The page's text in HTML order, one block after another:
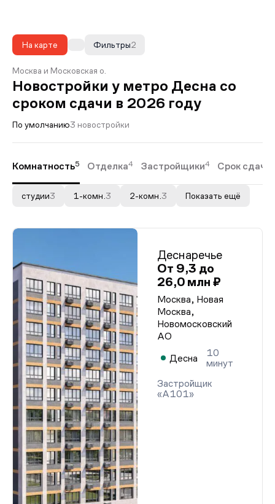
На карте 2
Фильтры
Москва и Московская о.
Новостройки у метро Десна со
сроком сдачи в 2026 году
По умолчанию3 новостройки
Комнатность5 Отделка4 Застройщики4 Срок сдачи
студии3 1-комн. 3 2-комн. 3 Показать ещё
Деснаречье
От 9,3 до
26,0 млн ₽
Москва, Новая
Москва,
Новомосковский
АО
Десна
10
минут
Застройщик
«А101»